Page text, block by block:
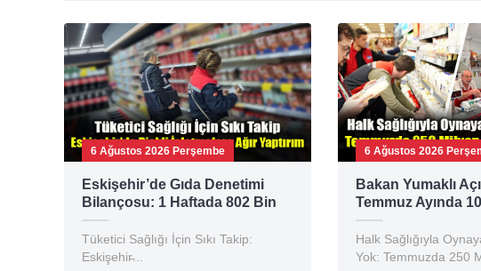
6 Ağustos 2026 Perşembe
Eskişehir’de Gıda Denetimi
Bilançosu: 1 Haftada 802 Bin
TL Ceza!
Tüketici Sağlığı İçin Sıkı Takip:
Eskişehir̵...
6 Ağustos 2026
Bakan Yumaklı
Temmuz Ayında
Gıda Denetimi
Halk Sağlığıyla
Yok: Temmuzda 250